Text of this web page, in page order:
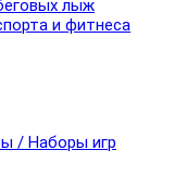
лыж
и фитнеса
/ Наборы игр